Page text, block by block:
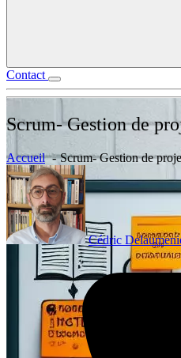
Contact
Scrum- Gestion de
Accueil Scrum- Gestion de
Cédric